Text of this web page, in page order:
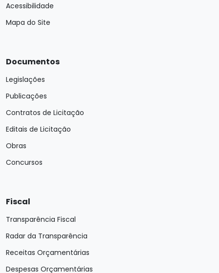
Acessibilidade
Mapa do Site
Documentos
Legislações
Publicações
Contratos de Licitação
Editais de Licitação
Obras
Concursos
Fiscal
Transparência Fiscal
Radar da Transparência
Receitas Orçamentárias
Despesas Orçamentárias